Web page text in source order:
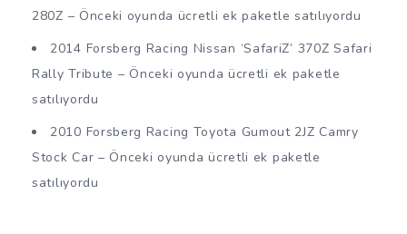
280Z – Önceki oyunda ücretli ek paketle satılıyordu
2014 Forsberg Racing Nissan ‘SafariZ’ 370Z Safari
Rally Tribute – Önceki oyunda ücretli ek paketle
satılıyordu
2010 Forsberg Racing Toyota Gumout 2JZ Camry
Stock Car – Önceki oyunda ücretli ek paketle
satılıyordu